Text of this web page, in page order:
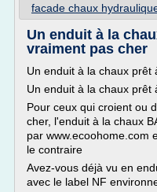
facade chaux
Un enduit à la
vraiment pas cher
Un enduit à la chaux prêt
Un enduit à la chaux prêt
Pour ceux qui croient ou
cher, l'enduit à la chaux
par www.ecoohome.com
le contraire
Avez-vous déjà vu en
avec le label NF